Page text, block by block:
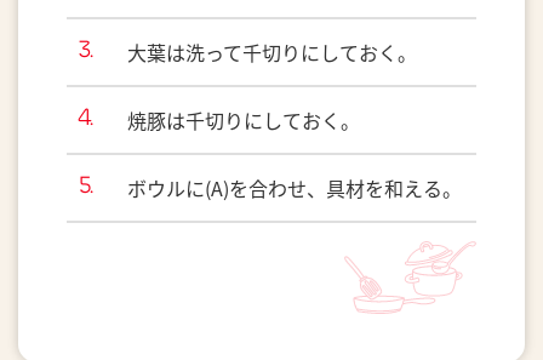
大葉は洗って千切りにしておく。
焼豚は千切りにしておく。
ボウルに(A)を合わせ、具材を和える。